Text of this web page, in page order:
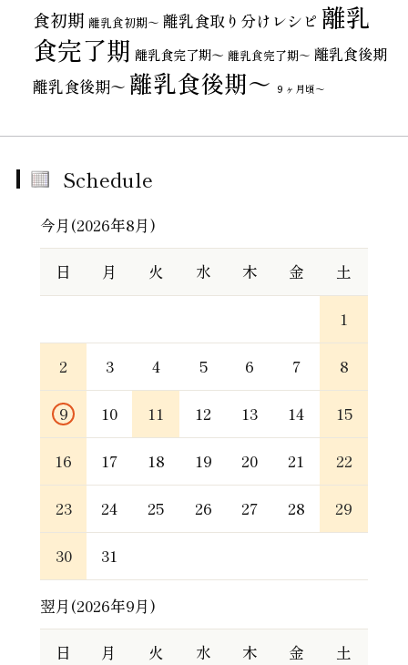
食初期 離乳食初期～ 離乳食取り分けレシピ 離乳
食完了期 離乳食完了期〜 離乳食完了期～ 離乳食後期
離乳食後期〜 離乳食後期～ ９ヶ月頃～
Schedule
今月(2026年8月)
日 月 火 水 木 金 土
1
2 3 4 5 6 7 8
9 10 11 12 13 14 15
16 17 18 19 20 21 22
23 24 25 26 27 28 29
30 31
翌月(2026年9月)
日 月 火 水 木 金 土